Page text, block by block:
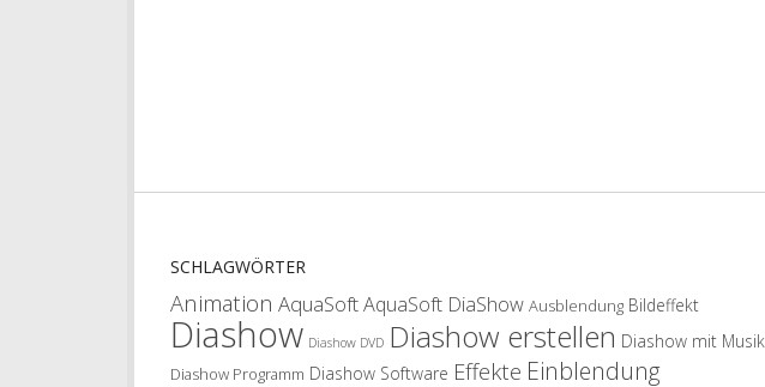
SCHLAGWÖRTER
Animation AquaSoftAquaSoft DiaShow Ausblendung Bildeffekt
Diashow Diashow DVD Diashow erstellen Diashow mit Musik
Diashow Programm Diashow Software Effekte Einblendung